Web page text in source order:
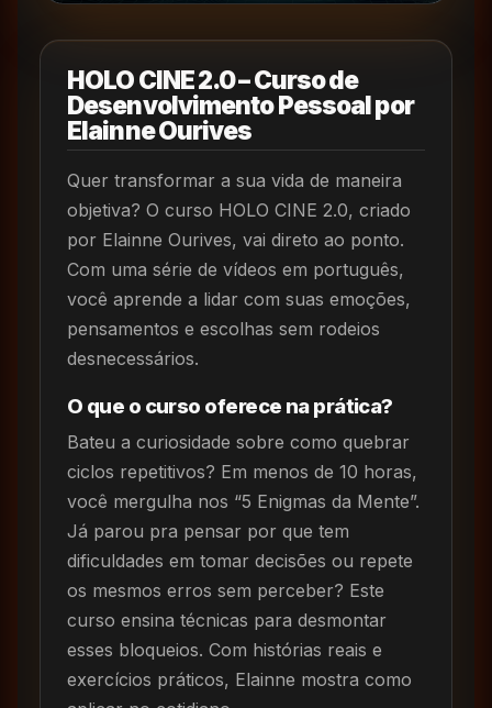
HOLO CINE 2.0 – Curso de
Desenvolvimento Pessoal por
Elainne Ourives
Quer transformar a sua vida de maneira
objetiva? O curso HOLO CINE 2.0, criado
por Elainne Ourives, vai direto ao ponto.
Com uma série de vídeos em português,
você aprende a lidar com suas emoções,
pensamentos e escolhas sem rodeios
desnecessários.
O que o curso oferece na prática?
Bateu a curiosidade sobre como quebrar
ciclos repetitivos? Em menos de 10 horas,
você mergulha nos “5 Enigmas da Mente”.
Já parou pra pensar por que tem
dificuldades em tomar decisões ou repete
os mesmos erros sem perceber? Este
curso ensina técnicas para desmontar
esses bloqueios. Com histórias reais e
exercícios práticos, Elainne mostra como